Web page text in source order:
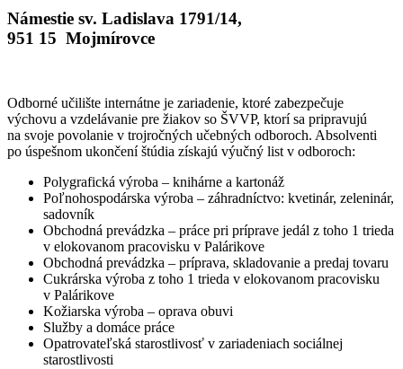
Námestie sv. Ladislava 1791/14,
951 15 Mojmírovce
Odborné učilište internátne je zariadenie, ktoré zabezpečuje
výchovu a vzdelávanie pre žiakov so ŠVVP, ktorí sa pripravujú
na svoje povolanie v trojročných učebných odboroch. Absolventi
po úspešnom ukončení štúdia získajú výučný list v odboroch:
Polygrafická výroba – knihárne a kartonáž
Poľnohospodárska výroba – záhradníctvo: kvetinár, zeleninár,
sadovník
Obchodná prevádzka – práce pri príprave jedál z toho 1 trieda
v elokovanom pracovisku v Palárikove
Obchodná prevádzka – príprava, skladovanie a predaj tovaru
Cukrárska výroba z toho 1 trieda v elokovanom pracovisku
v Palárikove
Kožiarska výroba – oprava obuvi
Služby a domáce práce
Opatrovateľská starostlivosť v zariadeniach sociálnej
starostlivosti